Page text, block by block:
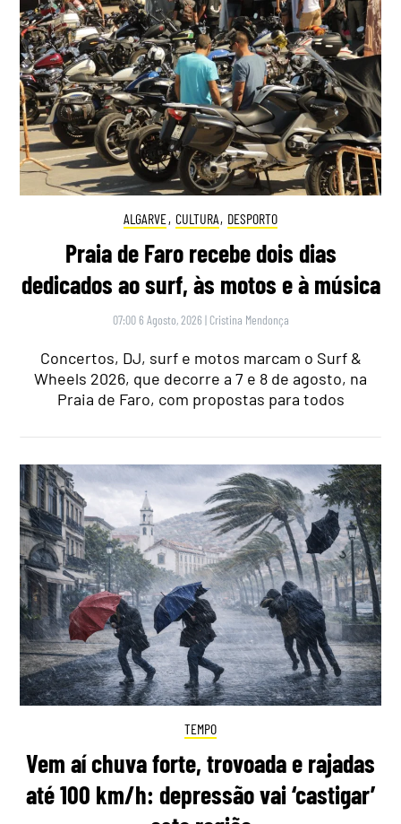
ALGARVE, CULTURA, DESPORTO
Praia de Faro recebe dois dias
dedicados ao surf, às motos e à música
07:00 6 Agosto, 2026 | Cristina Mendonça
Concertos, DJ, surf e motos marcam o Surf &
Wheels 2026, que decorre a 7 e 8 de agosto, na
Praia de Faro, com propostas para todos
TEMPO
Vem aí chuva forte, trovoada e rajadas
até 100 km/h: depressão vai ‘castigar’